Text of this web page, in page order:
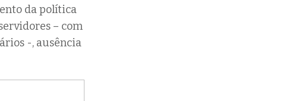
da política
– com
-, ausência